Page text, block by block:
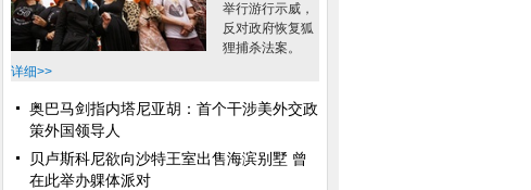
举行游行示威，
反对政府恢复狐
狸捕杀法案。
详细>>
奥巴马剑指内塔尼亚胡：首个干涉美外交政
策外国领导人
贝卢斯科尼欲向沙特王室出售海滨别墅 曾
在此举办躶体派对